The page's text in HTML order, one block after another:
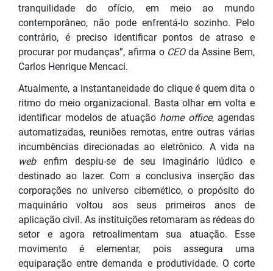
tranquilidade do ofício, em meio ao mundo
contemporâneo, não pode enfrentá-lo sozinho. Pelo
contrário, é preciso identificar pontos de atraso e
procurar por mudanças”, afirma o CEO da Assine Bem,
Carlos Henrique Mencaci.
Atualmente, a instantaneidade do clique é quem dita o
ritmo do meio organizacional. Basta olhar em volta e
identificar modelos de atuação home office, agendas
automatizadas, reuniões remotas, entre outras várias
incumbências direcionadas ao eletrônico. A vida na
webenfim despiu-se de seu imaginário lúdico e
destinado ao lazer. Com a conclusiva inserção das
corporações no universo cibernético, o propósito do
maquinário voltou aos seus primeiros anos de
aplicação civil. As instituições retomaram as rédeas do
setor e agora retroalimentam sua atuação. Esse
movimento é elementar, pois assegura uma
equiparação entre demanda e produtividade. O corte